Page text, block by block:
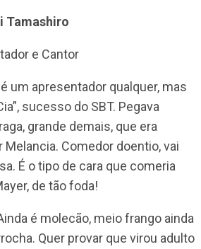
Tamashiro
e Cantor
um apresentador qualquer, mas
sucesso do SBT. Pegava
grande demais, que era
Melancia. Comedor doentio, vai
É o tipo de cara que comeria
de tão foda!
é molecão, meio frango ainda
Quer provar que virou adulto